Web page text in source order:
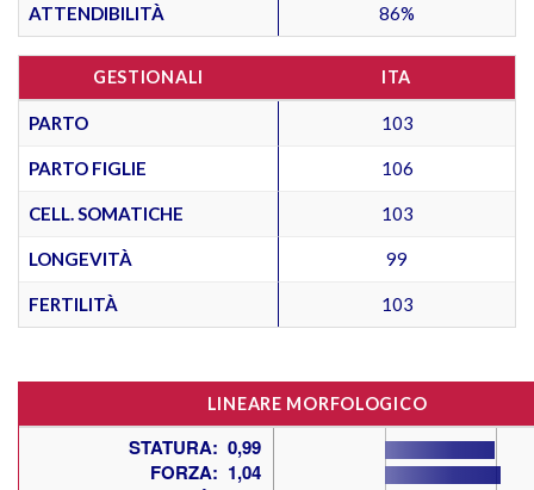
ATTENDIBILITÀ 86%
GESTIONALI ITA
PARTO 103
PARTO FIGLIE 106
CELL. SOMATICHE 103
LONGEVITÀ 99
FERTILITÀ 103
LINEARE MORFOLOGICO